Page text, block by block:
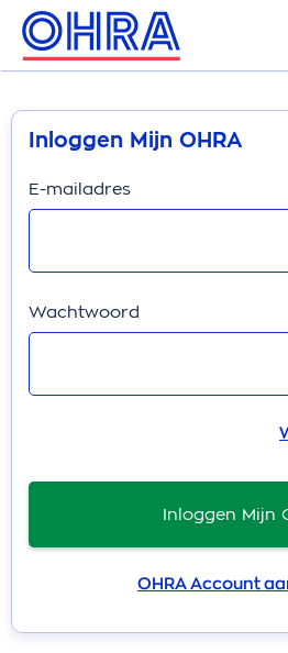
Inloggen Mijn OHRA
E-mailadres
Wachtwoord
Inloggen Mijn
OHRA Account